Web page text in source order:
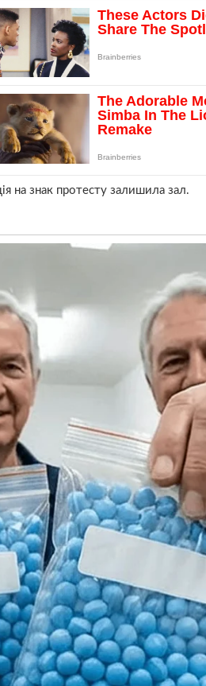
на знак протесту залишила зал.